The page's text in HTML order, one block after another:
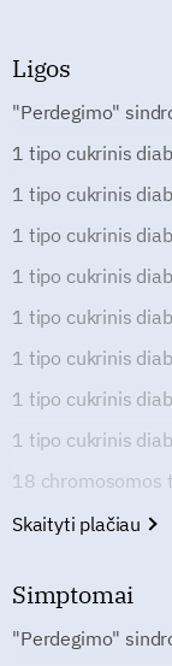
Ligos
"Perdegimo"
1 tipo cukrinis
1 tipo cukrinis
1 tipo cukrinis
1 tipo cukrinis
1 tipo cukrinis
1 tipo cukrinis
1 tipo cukrinis
1 tipo cukrinis
18 chromosomos
Skaityti plačiau
Simptomai
"Perdegimo"